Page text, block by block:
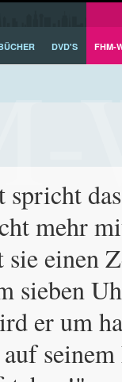
DVD'S FHM-
mehr
einen
sieben
er um